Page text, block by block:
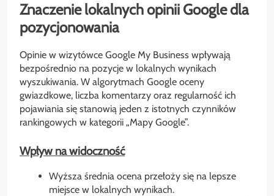
Znaczenie lokalnych opinii Google dla
pozycjonowania
Opinie w wizytówce Google My Business wpływają
bezpośrednio na pozycje w lokalnych wynikach
wyszukiwania. W algorytmach Google oceny
gwiazdkowe, liczba komentarzy oraz regularność ich
pojawiania się stanowią jeden z istotnych czynników
rankingowych w kategorii „Mapy Google”.
Wpływ na widoczność
Wyższa średnia ocena przełoży się na lepsze
miejsce w lokalnych wynikach.